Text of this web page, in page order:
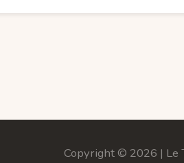
Copyright © 2026 | Le